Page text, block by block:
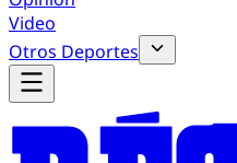
Video
Otros Deportes